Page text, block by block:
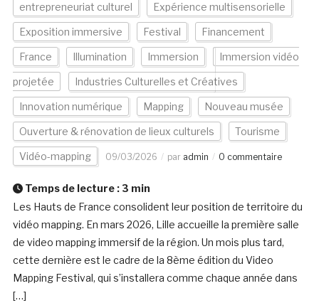
entrepreneuriat culturel Expérience multisensorielle
Exposition immersive Festival Financement
France Illumination Immersion Immersion vidéo
projetée Industries Culturelles et Créatives
Innovation numérique Mapping Nouveau musée
Ouverture & rénovation de lieux culturels Tourisme
Vidéo-mapping 09/03/2026 par admin 0 commentaire
Temps de lecture : 3 min
Les Hauts de France consolident leur position de territoire du
vidéo mapping. En mars 2026, Lille accueille la première salle
de video mapping immersif de la région. Un mois plus tard,
cette dernière est le cadre de la 8ème édition du Video
Mapping Festival, qui s’installera comme chaque année dans
[…]